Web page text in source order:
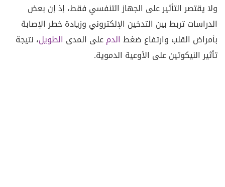
ولا يقتصر التأثير على الجهاز التنفسي فقط، إذ إن بعض
الدراسات تربط بين التدخين الإلكتروني وزيادة خطر الإصابة
بأمراض القلب وارتفاع ضغط الدمعلى المدى الطويل، نتيجة
تأثير النيكوتين على الأوعية الدموية.